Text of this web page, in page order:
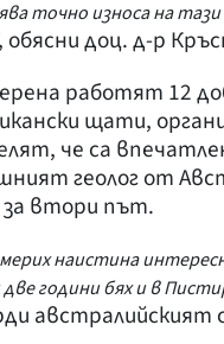
точно износа на
обясни доц. д-р
работят 12
щати,
че са
геолог от
за втори път.
наистина
години бях и в
австралийският